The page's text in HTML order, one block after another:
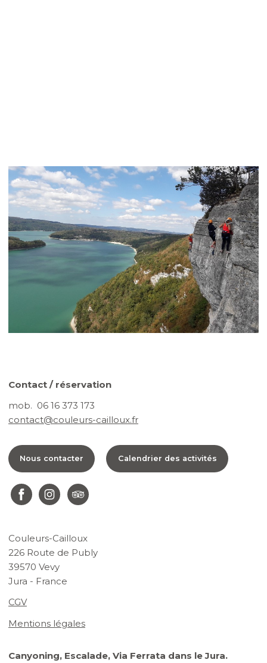
Contact / réservation
mob. 06 16 373 173
contact@couleurs-cailloux.fr
Nous contacter Calendrier des activités
Couleurs-Cailloux
226 Route de Publy
39570 Vevy
Jura - France
CGV
Mentions légales
Canyoning, Escalade, Via Ferrata dans le Jura.